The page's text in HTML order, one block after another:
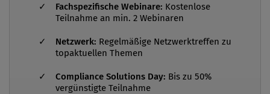
Bedeutung dieser Funktionen in der Praxis meist
nicht angemessen wider. Das betrifft sowohl die
Gehälter im Bereich Compliance als auch auf
übergeordneter Ebene die Bezüge von
Aufsichtsräten. Unter den Topverdienern de...
Fachspezifische Webinare: Kostenlose
Teilnahme an min. 2 Webinaren
Netzwerk: Regelmäßige Netzwerktreffen zu
topaktuellen Themen
Compliance Solutions Day: Bis zu 50%
vergünstigte Teilnahme